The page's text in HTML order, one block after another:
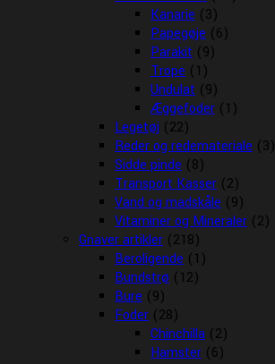
Kanarie (3)
Papegøje (6)
Parakit (9)
Trope (1)
Undulat (9)
Æggefoder (1)
Legetøj (22)
Reder og redemateriale (3)
Sidde pinde (8)
Transport Kasser (2)
Vand og madskåle (9)
Vitaminer og Mineraler (2)
Gnaver artikler (218)
Beroligende (1)
Bundstrø (12)
Bure (9)
Foder (28)
Chinchilla (2)
Hamster (6)